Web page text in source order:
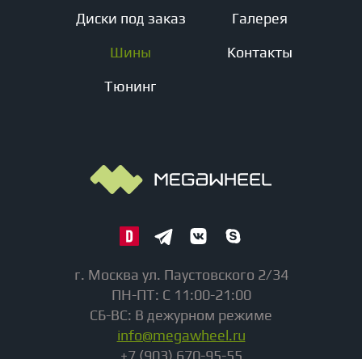
Диски под заказ
Шины
Тюнинг
Галерея
Контакты
г. Москва ул. Паустовского 2/34
ПН-ПТ: С 11:00-21:00
СБ-ВС: В дежурном режиме
info@megawheel.ru
+7 (903) 670-95-55